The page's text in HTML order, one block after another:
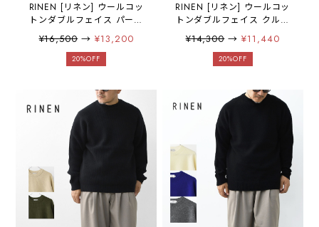
RINEN [リネン] ウールコッ
トンダブルフェイス パーカ
ー [R17607-M]パーカー・ウ
ール・コットン・ダブルフ
ェイス・長袖・MEN'S
¥16,500→¥13,200
20%OFF
RINEN [リネン] ウールコッ
トンダブルフェイス クルー
ネック [R17606-M] ウー
ル・コットン・ダブルフェ
イス・クルーネック・長
¥14,300→¥11,440
20%OFF